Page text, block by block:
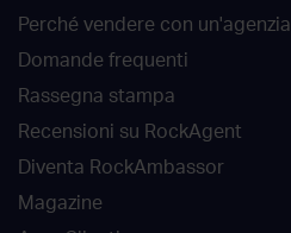
Perché vendere con un'agenzia
Domande frequenti
Rassegna stampa
Recensioni su RockAgent
Diventa RockAmbassor
Magazine